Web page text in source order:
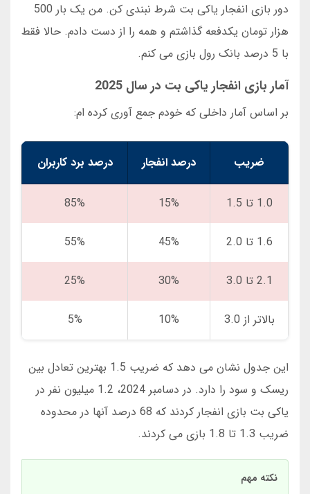
دور بازی انفجار یاکی بت شرط نبندی کن. من یک بار 500
هزار تومان یکدفعه گذاشتم و همه را از دست دادم. حالا فقط
با 5 درصد بانک رول بازی می کنم.
آمار بازی انفجار یاکی بت در سال 2025
بر اساس آمار داخلی که خودم جمع آوری کرده ام:
ضریب درصد انفجار درصد برد کاربران
1.0 تا 1.5 15%
85%
1.6 تا 2.0 45%
55%
2.1 تا 3.0 30%
25%
بالاتر از 3.0 10%
5%
این جدول نشان می دهد که ضریب 1.5 بهترین تعادل بین
ریسک و سود را دارد. در دسامبر 2024، 1.2 میلیون نفر در
یاکی بت بازی انفجار کردند که 68 درصد آنها در محدوده
ضریب 1.3 تا 1.8 بازی می کردند.
نکته مهم